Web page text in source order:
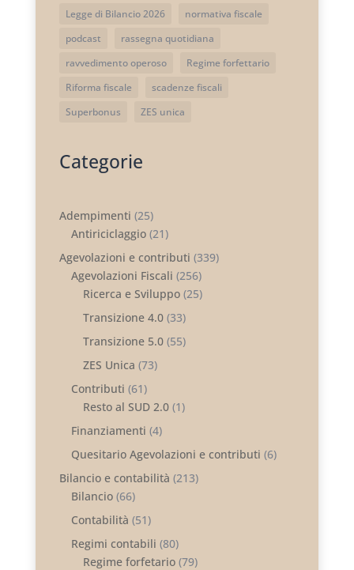
Legge di Bilancio 2026
normativa fiscale
podcast
rassegna quotidiana
ravvedimento operoso
Regime forfettario
Riforma fiscale
scadenze fiscali
Superbonus
ZES unica
Categorie
Adempimenti (25)
Antiriciclaggio(21)
Agevolazioni e contributi (339)
Agevolazioni Fiscali (256)
Ricerca e Sviluppo(25)
Transizione 4.0(33)
Transizione 5.0(55)
ZES Unica (73)
Contributi (61)
Resto al SUD 2.0(1)
Finanziamenti (4)
Quesitario Agevolazioni e contributi (6)
Bilancio e contabilità (213)
Bilancio(66)
Contabilità (51)
Regimi contabili (80)
Regime forfetario(79)